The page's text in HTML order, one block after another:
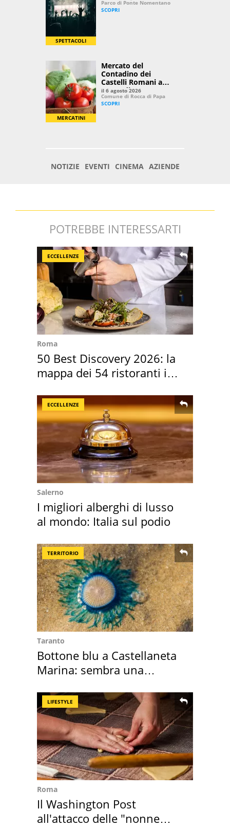
POTREBBE INTERESSARTI
ECCELLENZE
Roma
50 Best Discovery 2026: la
mappa dei 54 ristoranti in
ECCELLENZE
Salerno
I migliori alberghi di lusso
al mondo: Italia sul podio
TERRITORIO
Taranto
Bottone blu a Castellaneta
Marina: sembra una
LIFESTYLE
Roma
Il Washington Post
all'attacco delle "nonne